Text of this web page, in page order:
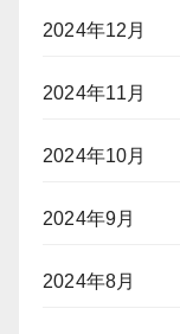
2024年12月
2024年11月
2024年10月
2024年9月
2024年8月